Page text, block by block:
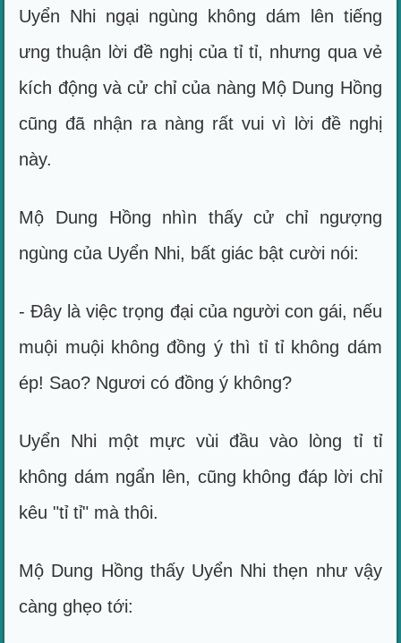
Uyển Nhi ngại ngùng không dám lên tiếng
ưng thuận lời đề nghị của tỉ tỉ, nhưng qua vẻ
kích động và cử chỉ của nàng Mộ Dung Hồng
cũng đã nhận ra nàng rất vui vì lời đề nghị
này.
Mộ Dung Hồng nhìn thấy cử chỉ ngượng
ngùng của Uyển Nhi, bất giác bật cười nói:
- Đây là việc trọng đại của người con gái, nếu
muội muội không đồng ý thì tỉ tỉ không dám
ép! Sao? Ngươi có đồng ý không?
Uyển Nhi một mực vùi đầu vào lòng tỉ tỉ
không dám ngẩn lên, cũng không đáp lời chỉ
kêu "tỉ tỉ" mà thôi.
Mộ Dung Hồng thấy Uyển Nhi thẹn như vậy
càng ghẹo tới: